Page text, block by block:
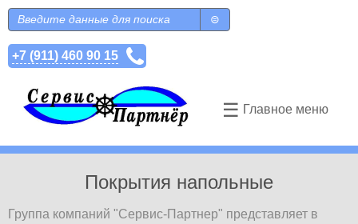
Перейти к основному содержанию
Форма поиска
Поиск
+7 (911) 460 90 15
☰ Главное меню
Покрытия напольные
Группа компаний "Сервис-Партнер" представляет в